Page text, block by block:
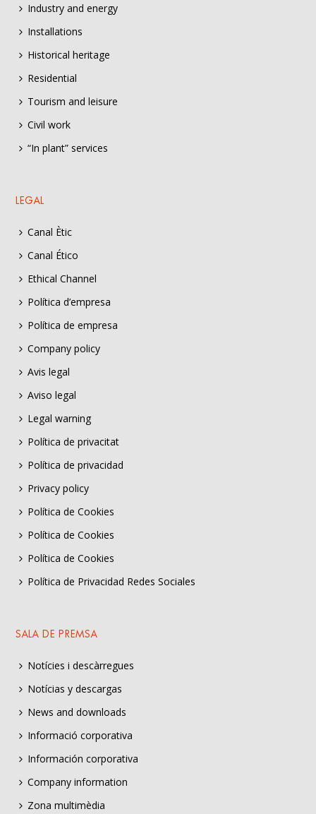
Industry and energy
Installations
Historical heritage
Residential
Tourism and leisure
Civil work
“In plant” services
LEGAL
Canal Ètic
Canal Ético
Ethical Channel
Política d’empresa
Política de empresa
Company policy
Avis legal
Aviso legal
Legal warning
Política de privacitat
Política de privacidad
Privacy policy
Política de Cookies
Política de Cookies
Política de Cookies
Política de Privacidad Redes Sociales
SALA DE PREMSA
Notícies i descàrregues
Notícias y descargas
News and downloads
Informació corporativa
Información corporativa
Company information
Zona multimèdia